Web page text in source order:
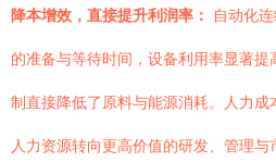
降本增效，直接提升利润率： 自动化
的准备与等待时间，设备利用率显著
制直接降低了原料与能源消耗。人力
人力资源转向更高价值的研发、管理与